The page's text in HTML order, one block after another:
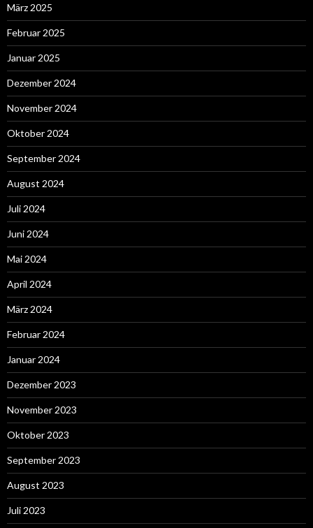
März 2025
Februar 2025
Januar 2025
Dezember 2024
November 2024
Oktober 2024
September 2024
August 2024
Juli 2024
Juni 2024
Mai 2024
April 2024
März 2024
Februar 2024
Januar 2024
Dezember 2023
November 2023
Oktober 2023
September 2023
August 2023
Juli 2023